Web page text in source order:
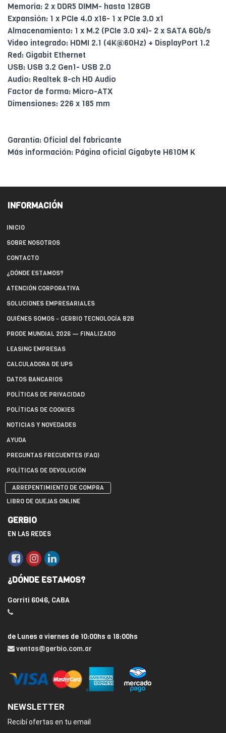
Memoria: 2 x DDR5 DIMM- hasta 128GB
Expansión: 1 x PCIe 4.0 x16- 1 x PCIe 3.0 x1
Almacenamiento: 1 x M.2 (PCIe 3.0 x4)- 2 x SATA 6Gb/s
Video integrado: HDMI 2.1 (4K@60Hz) + DisplayPort 1.2
Red: Gigabit Ethernet
USB: USB 3.2 Gen1- USB 2.0
Audio: Realtek 8-ch HD Audio
Factor de forma: Micro-ATX
Dimensiones: 226 x 185 mm
Garantía: Oficial del fabricante
Más información: Página oficial Gigabyte H610M K
INFORMACIÓN
INICIO
SOBRE NOSOTROS
CONTACTO
¿DÓNDE ESTAMOS?
ATENCIÓN CORPORATIVA
SOLUCIONES EMPRESARIALES
QUIÉNES SOMOS - GERBIO TECNOLOGÍA B2B
PRODE MUNDIAL 2026 — FINALIZADO
LEASING EMPRESAS
CALCULADORA DE UPS
DATOS BANCARIOS
POLÍTICAS DE PRIVACIDAD
POLÍTICAS DE COOKIES
NOTICIAS Y NOVEDADES
AYUDA
PREGUNTAS FRECUENTES (FAQ)
POLÍTICAS DE DEVOLUCIÓN
ARREPENTIMIENTO DE COMPRA
LIBRO DE QUEJAS ONLINE
GERBIO
EN LAS REDES
¿DÓNDE ESTAMOS?
Gorriti 6046, CABA
de Lunes a viernes de 10:00hs a 18:00hs
ventas@gerbio.com.ar
NEWSLETTER
Recibí ofertas en tu email